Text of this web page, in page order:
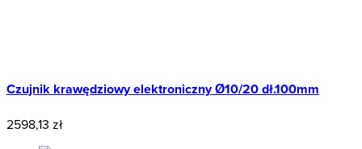
Czujnik krawędziowy elektroniczny Ø10/20 dł.100mm
2598,13 zł